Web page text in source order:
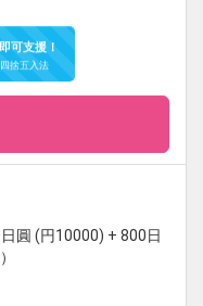
即可支援！
捨五入法
圓 (円10000) + 800日